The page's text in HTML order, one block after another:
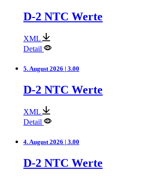
D-2 NTC Werte
XML
Detail
5. August 2026 | 3.00
D-2 NTC Werte
XML
Detail
4. August 2026 | 3.00
D-2 NTC Werte